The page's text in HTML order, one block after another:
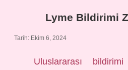
Lyme Bildirimi
Tarih: Ekim 6, 2024
Uluslararası